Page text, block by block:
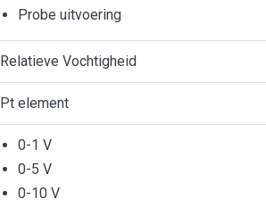
Probe uitvoering
Relatieve Vochtigheid
Pt element
0-1 V
0-5 V
0-10 V